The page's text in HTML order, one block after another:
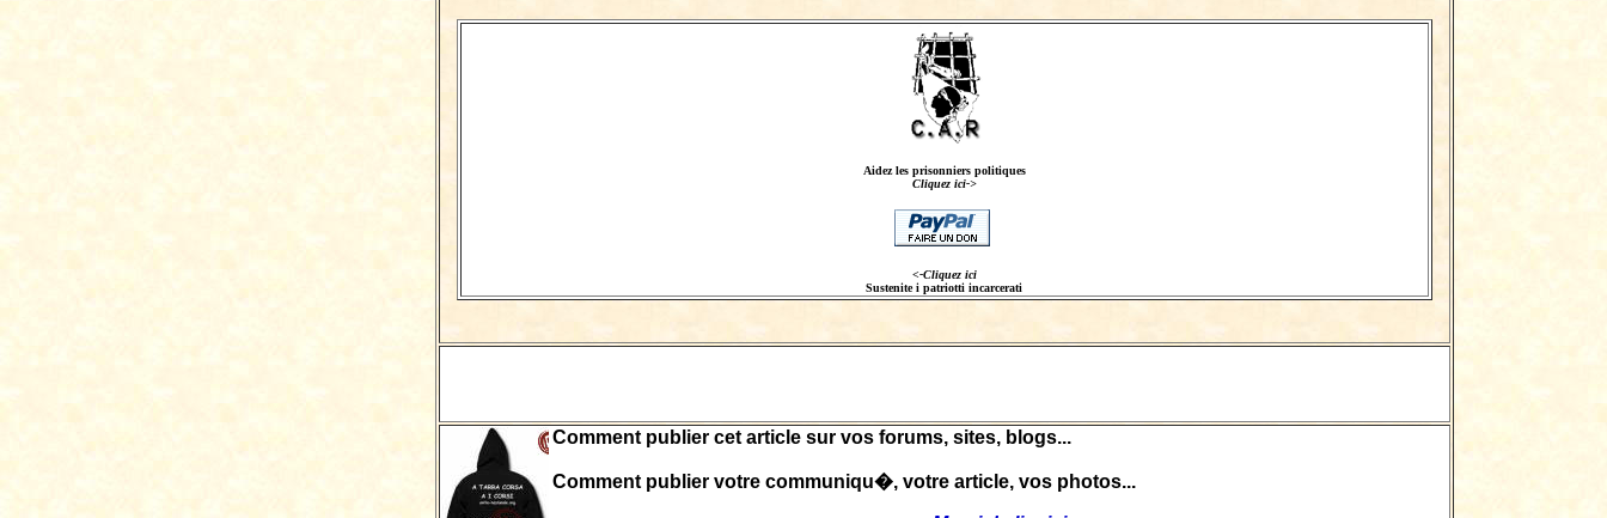
Aidez les prisonniers politiques
Cliquez ici->
<-Cliquez ici
Sustenite i patriotti incarcerati
Comment publier cet article sur vos forums, sites, blogs...
Comment publier votre communiqu�, votre article, vos photos...